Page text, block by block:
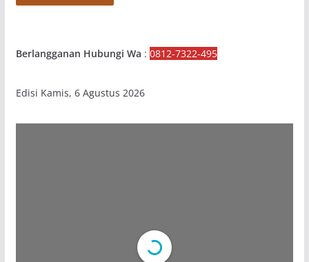
Berlangganan Hubungi Wa : 0812-7322-495
Edisi Kamis, 6 Agustus 2026